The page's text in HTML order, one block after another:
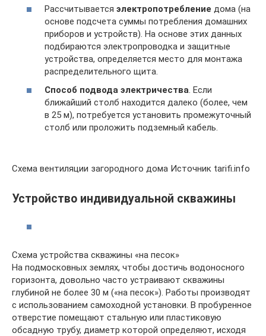
Рассчитывается электропотребление дома (на
основе подсчета суммы потребления домашних
приборов и устройств). На основе этих данных
подбираются электропроводка и защитные
устройства, определяется место для монтажа
распределительного щита.
Способ подвода электричества. Если
ближайший столб находится далеко (более, чем
в 25 м), потребуется установить промежуточный
столб или проложить подземный кабель.
Схема вентиляции загородного дома Источник tarifi.info
Устройство индивидуальной скважины
Схема устройства скважины «на песок»
На подмосковных землях, чтобы достичь водоносного
горизонта, довольно часто устраивают скважины
глубиной не более 30 м («на песок»). Работы производят
с использованием самоходной установки. В пробуренное
отверстие помещают стальную или пластиковую
обсадную трубу, диаметр которой определяют, исходя